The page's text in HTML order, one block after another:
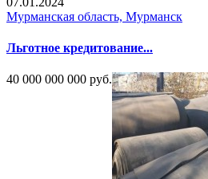
Мурманская область, Мурманск
Льготное кредитование...
40 000 000 000 руб.